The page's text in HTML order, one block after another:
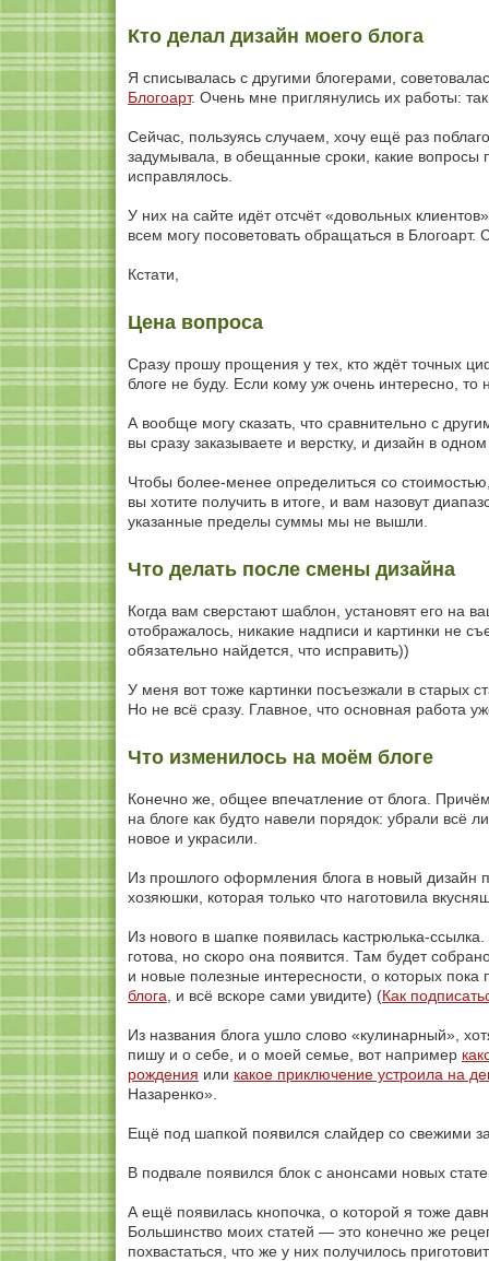
Кто делал дизайн моего блога
Я списывалась с другими блогерами,
Блогоарт. Очень мне приглянулись их работы:
Сейчас, пользуясь случаем, хочу ещё раз
задумывала, в обещанные сроки, какие вопросы
исправлялось.
У них на сайте идёт отсчёт «довольных
всем могу посоветовать обращаться в
Кстати,
Цена вопроса
Сразу прошу прощения у тех, кто ждёт точных
блоге не буду. Если кому уж очень интересно,
А вообще могу сказать, что сравнительно с
вы сразу заказываете и верстку, и дизайн в
Чтобы более-менее определиться со
вы хотите получить в итоге, и вам назовут
указанные пределы суммы мы не вышли.
Что делать после смены дизайна
Когда вам сверстают шаблон, установят его на
отображалось, никакие надписи и картинки не
обязательно найдется, что исправить))
У меня вот тоже картинки посъезжали в старых
Но не всё сразу. Главное, что основная работа
Что изменилось на моём блоге
Конечно же, общее впечатление от блога.
на блоге как будто навели порядок: убрали всё
новое и украсили.
Из прошлого оформления блога в новый дизайн
хозяюшки, которая только что наготовила
Из нового в шапке появилась кастрюлька-
готова, но скоро она появится. Там будет
и новые полезные интересности, о которых
блога , и всё вскоре сами увидите) (Как
Из названия блога ушло слово «кулинарный»,
пишу и о себе, и о моей семье, вот например
рождения или какое приключение устроила на
Назаренко».
Ещё под шапкой появился слайдер со свежими
В подвале появился блок с анонсами новых
А ещё появилась кнопочка, о которой я тоже
Большинство моих статей — это конечно же
похвастаться, что же у них получилось